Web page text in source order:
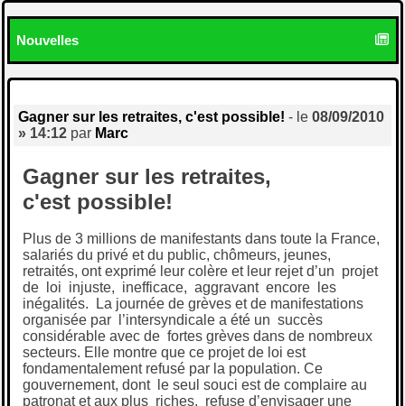
Nouvelles
Gagner sur les retraites, c'est possible! - le 08/09/2010
» 14:12par Marc
Gagner sur les retraites,
c'est possible!
Plus de 3 millions de manifestants dans toute la France,
salariés du privé et du public, chômeurs, jeunes,
retraités, ont exprimé leur colère et leur rejet d’un projet
de loi injuste, inefficace, aggravant encore les
inégalités. La journée de grèves et de manifestations
organisée par l’intersyndicale a été un succès
considérable avec de fortes grèves dans de nombreux
secteurs. Elle montre que ce projet de loi est
fondamentalement refusé par la population. Ce
gouvernement, dont le seul souci est de complaire au
patronat et aux plus riches, refuse d’envisager une